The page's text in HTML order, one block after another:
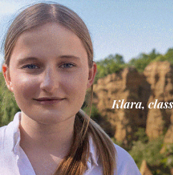
Scomparso da una struttura di
Fiorentino l’uomo che aveva
Levane nel 2020
Articolo precedente
Il Perdono di Terranuova si aprirà
con una serata all’insegna dello sport